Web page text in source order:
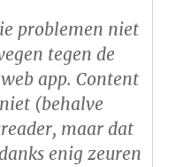
problemen niet
tegen de
app. Content
(behalve
maar dat
enig zeuren